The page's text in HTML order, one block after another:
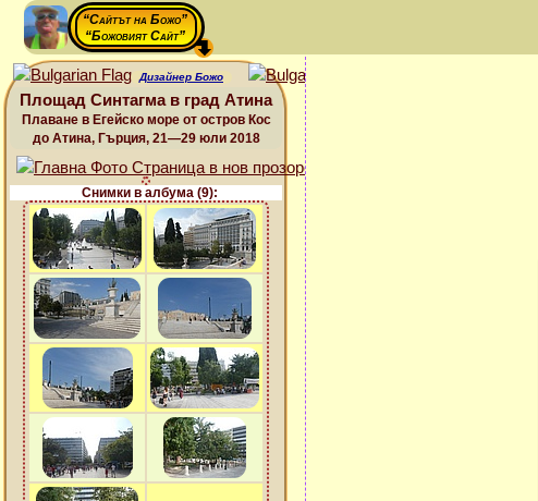
“Сайтът на Божо”
“Божовият Сайт”
Дизайнер Божо
Площад Синтагма в град Атина
Плаване в Егейско море от остров Кос
до Атина, Гърция, 21—29 юли 2018
Снимки в албума (9):